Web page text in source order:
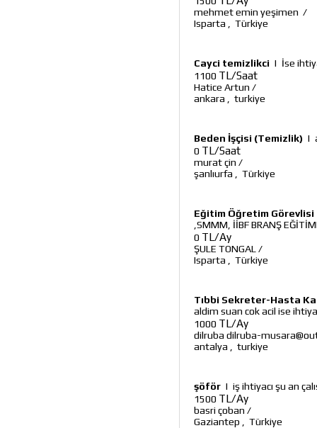
mehmet emin yeşimen /
Isparta
Türkiye
Cayci temizlikci | İse
1100 TL/Saat
Hatice Artun /
ankara
turkiye
Beden İşçisi (Temizlik) |
0 TL/Saat
murat çin /
şanlıurfa
Türkiye
Eğitim Öğretim Görevlisi
,SMMM, İİBF BRANŞ
0 TL/Ay
ŞULE TONGAL /
Isparta
Türkiye
Tıbbi Sekreter-Hasta
aldim suan cok acil ise
1000 TL/Ay
dilruba dilruba-
antalya
turkiye
şöför | iş ihtiyacı şu an
1500 TL/Ay
basri çoban /
Gaziantep
Türkiye